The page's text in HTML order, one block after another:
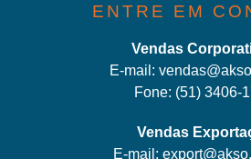
ENTRE EM
Vendas
E-mail:
Fone: (51) 3406-
Vendas
E-mail: